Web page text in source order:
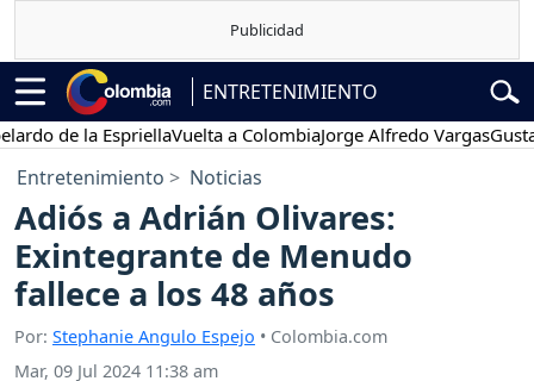
ENTRETENIMIENTO
de la EspriellaVuelta a ColombiaJorge Alfredo VargasGustavo
Entretenimiento Noticias
Adiós a Adrián Olivares:
Exintegrante de Menudo
fallece a los 48 años
Por: Stephanie Angulo Espejo • Colombia.com
Mar, 09 Jul 2024 11:38 am